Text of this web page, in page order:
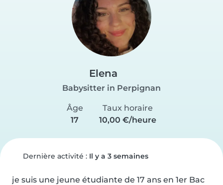
Elena
Babysitter in Perpignan
Âge
17
Taux horaire
10,00 €/heure
Dernière activité : Il y a 3 semaines
je suis une jeune étudiante de 17 ans en 1er Bac